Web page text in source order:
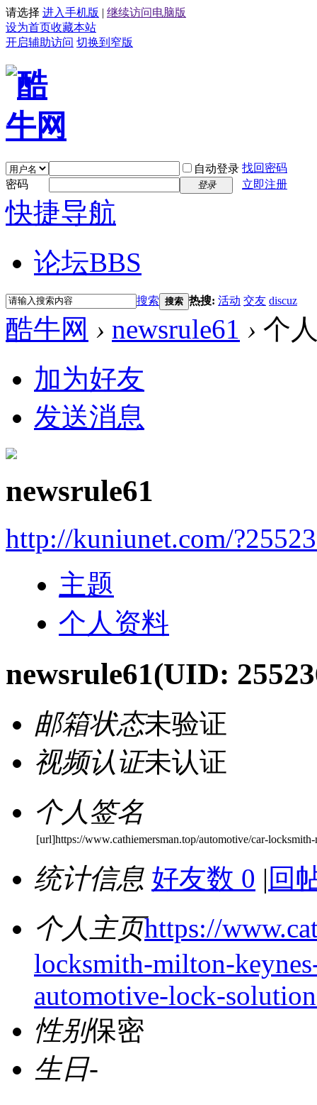
请选择 进入手机版 | 继续访问电脑版
设为首页收藏本站
开启辅助访问 切换到窄版
自动登录 找回密码
密码
登录 立即注册
快捷导航
论坛BBS
搜索 搜索 热搜: 活动 交友 discuz
酷牛网 › newsrule61 › 个
加为好友
发送消息
newsrule61
http://kuniunet.com/
主题
个人资料
newsrule61(UID:
邮箱状态未验证
视频认证未认证
个人签名
[url]https://www.cathiemersman.top/automotive/car-
统计信息 好友数 0 | 回
个人主页https://
locksmith-milton-
automotive-lock-
性别保密
生日-